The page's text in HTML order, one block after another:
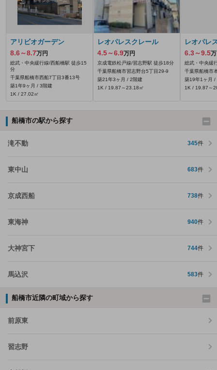
アリビオガーデン
8.6～8.7万円
総武・中央緩行線/西船橋駅 徒歩15
分
千葉県船橋市西船7丁目3番13号
築1年9ヶ月 / 3階建
1K / 27.02㎡
レオパレスクレール
4.5～6.9万円
京成電鉄松戸線/習志野駅 徒歩18分
千葉県船橋市習志野台5丁目29-9
築21年3ヶ月 / 2階建
1K / 19.87～23.18㎡
レオパレ
6.3～9.5
総武・中央緩
千葉県船橋市
築19年1ヶ月 /
1K / 19.87～
船橋市の駅から探す
滝不動 345件
東中山 683件
京成西船 738件
東海神 940件
大神宮下 744件
馬込沢 583件
船橋市近隣の町域から探す
前原東
習志野